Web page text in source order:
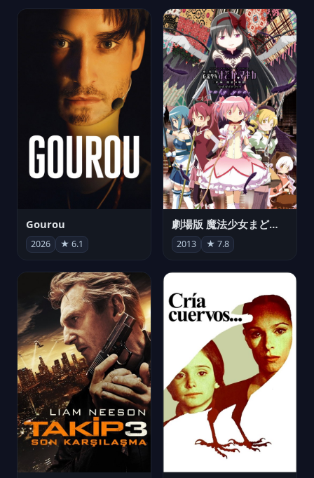
Gourou
2026 ★ 6.1
劇場版 魔法少女まどか☆マギカ[新編]叛逆の物語
2013 ★ 7.8